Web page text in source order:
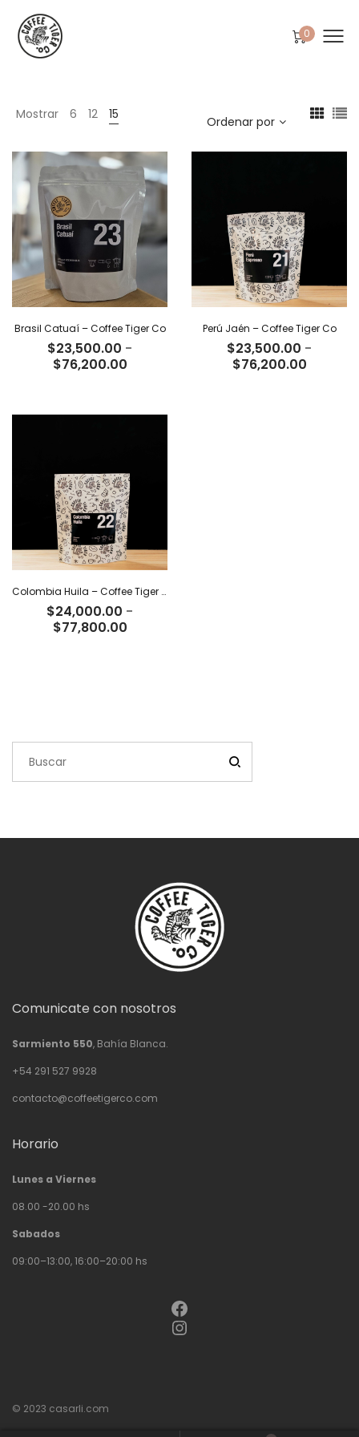
0
Mostrar 6 12 15 Ordenar por
Brasil Catuaí – Coffee Tiger Co
$23,500.00 -
$76,200.00Rango
desde
Perú Jaén – Coffee Tiger Co
$23,500.00 -
$76,200.00Rango
Colombia Huila – Coffee Tiger Co
$24,000.00 -
$77,800.00Rango
Comunicate con nosotros
Sarmiento 550, Bahía Blanca.
+54 291 527 9928
contacto@coffeetigerco.com
Horario
Lunes a Viernes
08.00 -20.00 hs
Sabados
09:00–13:00, 16:00–20:00 hs
Facebook
Instagram
© 2023 casarli.com